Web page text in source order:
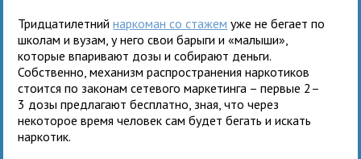
Тридцатилетнийнаркоман со стажем уже не бегает по
школам и вузам, у него свои барыги и «малыши»,
которые впаривают дозы и собирают деньги.
Собственно, механизм распространения наркотиков
стоится по законам сетевого маркетинга – первые 2–
3 дозы предлагают бесплатно, зная, что через
некоторое время человек сам будет бегать и искать
наркотик.